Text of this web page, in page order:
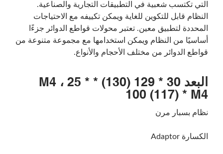
التي تكتسب شعبية في التطبيقات التجارية والصناعية.
النظام قابل للتكوين للغاية ويمكن تكييفه مع الاحتياجات
المحددة لتطبيق معين. تعتبر محولات قواطع الدوائر جزءًا
أساسيًا من النظام ويمكن استخدامها مع مجموعة متنوعة من
قواطع الدوائر من مختلف الأحجام والأنواع.
البعد 30 * 129 (130) * M4 ، 25 *
100 (117) * M4
نظام بسبار مرن
الكسارة Adaptor